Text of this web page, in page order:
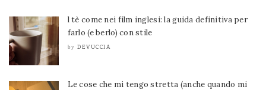
l tè come nei film inglesi: la guida definitiva per
farlo (e berlo) con stile
by DEVUCCIA
Le cose che mi tengo stretta (anche quando mi